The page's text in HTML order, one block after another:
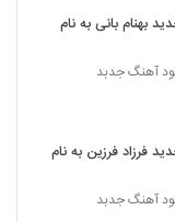
Masoud
مدرسی
بهنام بانی به نام
آهنگ جدبد
فرزاد فرزین به نام
آهنگ جدبد